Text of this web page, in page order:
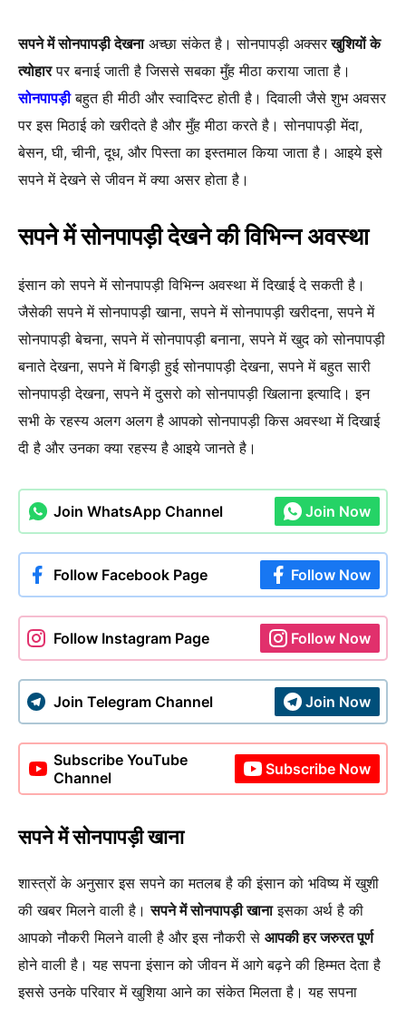
सपने में सोनपापड़ी देखनाअच्छा संकेत है। सोनपापड़ी अक्सरखुशियों के
त्योहारपर बनाई जाती है जिससे सबका मुँह मीठा कराया जाता है।
सोनपापड़ीबहुत ही मीठी और स्वादिस्ट होती है। दिवाली जैसे शुभ अवसर
पर इस मिठाई को खरीदते है और मुँह मीठा करते है। सोनपापड़ी मेंदा,
बेसन, घी, चीनी, दूध, और पिस्ता का इस्तमाल किया जाता है। आइये इसे
सपने में देखने से जीवन में क्या असर होता है।
सपने में सोनपापड़ी देखने की विभिन्न अवस्था
इंसान को सपने में सोनपापड़ी विभिन्न अवस्था में दिखाई दे सकती है।
जैसेकी सपने में सोनपापड़ी खाना, सपने में सोनपापड़ी खरीदना, सपने में
सोनपापड़ी बेचना, सपने में सोनपापड़ी बनाना, सपने में खुद को सोनपापड़ी
बनाते देखना, सपने में बिगड़ी हुई सोनपापड़ी देखना, सपने में बहुत सारी
सोनपापड़ी देखना, सपने में दुसरो को सोनपापड़ी खिलाना इत्यादि। इन
सभी के रहस्य अलग अलग है आपको सोनपापड़ी किस अवस्था में दिखाई
दी है और उनका क्या रहस्य है आइये जानते है।
Join WhatsApp Channel Join Now
Follow Facebook Page Follow Now
Follow Instagram Page Follow Now
Join Telegram Channel Join Now
Subscribe YouTube
Channel
Subscribe Now
सपने में सोनपापड़ी खाना
शास्त्रों के अनुसार इस सपने का मतलब है की इंसान को भविष्य में खुशी
की खबर मिलने वाली है।सपने में सोनपापड़ी खानाइसका अर्थ है की
आपको नौकरी मिलने वाली है और इस नौकरी से आपकी हर जरुरत पूर्ण
होने वाली है। यह सपना इंसान को जीवन में आगे बढ़ने की हिम्मत देता है
इससे उनके परिवार में खुशिया आने का संकेत मिलता है। यह सपना